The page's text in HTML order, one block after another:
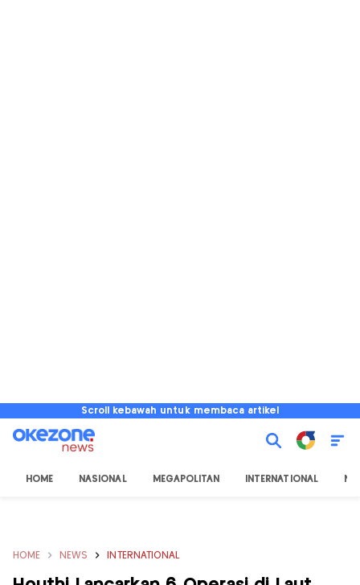
Scroll kebawah untuk membaca artikel
HOME NASIONAL MEGAPOLITAN INTERNATIONAL
HOME NEWS INTERNATIONAL